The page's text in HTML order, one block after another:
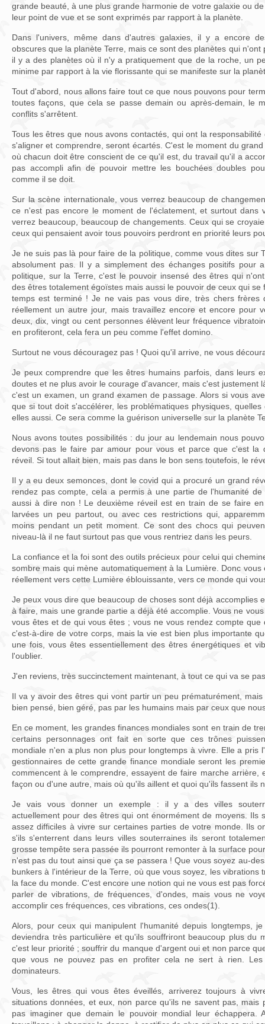
grande beauté, à une plus grande harmonie de votre galaxie ou
leur point de vue et se sont exprimés par rapport à la planète.
Dans l'univers, même dans d'autres galaxies, il y a encore
obscures que la planète Terre, mais ce sont des planètes qui n'ont
il y a des planètes où il n'y a pratiquement que de la roche, un
minime par rapport à la vie florissante qui se manifeste sur la
Tout d'abord, nous allons faire tout ce que nous pouvons pour
toutes façons, que cela se passe demain ou après-demain, le
conflits s'arrêtent.
Tous les êtres que nous avons contactés, qui ont la
s'aligner et comprendre, seront écartés. C'est le moment du
où chacun doit être conscient de ce qu'il est, du travail qu'il a
pas accompli afin de pouvoir mettre les bouchées doubles
comme il se doit.
Sur la scène internationale, vous verrez beaucoup de
ce n'est pas encore le moment de l'éclatement, et surtout dans
verrez beaucoup, beaucoup de changements. Ceux qui se
ceux qui pensaient avoir tous pouvoirs perdront en priorité leurs
Je ne suis pas là pour faire de la politique, comme vous dites sur
absolument pas. Il y a simplement des échanges positifs pour
politique, sur la Terre, c'est le pouvoir insensé des êtres qui
des êtres totalement égoïstes mais aussi le pouvoir de ceux qui se
temps est terminé ! Je ne vais pas vous dire, très chers frères
réellement un autre jour, mais travaillez encore et encore pour
deux, dix, vingt ou cent personnes élèvent leur fréquence
en profiteront, cela fera un peu comme l'effet domino.
Surtout ne vous découragez pas ! Quoi qu'il arrive, ne vous
Je peux comprendre que les êtres humains parfois, dans leurs
doutes et ne plus avoir le courage d'avancer, mais c'est justement
c'est un examen, un grand examen de passage. Alors si vous
que si tout doit s'accélérer, les problématiques physiques,
elles aussi. Ce sera comme la guérison universelle sur la planète
Nous avons toutes possibilités : du jour au lendemain nous
devons pas le faire par amour pour vous et parce que c'est la
réveil. Si tout allait bien, mais pas dans le bon sens toutefois, le
Il y a eu deux semonces, dont le covid qui a procuré un grand
rendez pas compte, cela a permis à une partie de l'humanité
aussi à dire non ! Le deuxième réveil est en train de se faire
larvées un peu partout, ou avec ces restrictions qui,
moins pendant un petit moment. Ce sont des chocs qui
niveau-là il ne faut surtout pas que vous rentriez dans les peurs.
La confiance et la foi sont des outils précieux pour celui qui
sombre mais qui mène automatiquement à la Lumière. Donc
réellement vers cette Lumière éblouissante, vers ce monde qui
Je peux vous dire que beaucoup de choses sont déjà accomplies
à faire, mais une grande partie a déjà été accomplie. Vous ne
vous êtes et de qui vous êtes ; vous ne vous rendez compte
c'est-à-dire de votre corps, mais la vie est bien plus importante
une fois, vous êtes essentiellement des êtres énergétiques et
l'oublier.
J'en reviens, très succinctement maintenant, à tout ce qui va se
Il va y avoir des êtres qui vont partir un peu prématurément,
bien pensé, bien géré, pas par les humains mais par ceux que
En ce moment, les grandes finances mondiales sont en train de
certains personnages ont fait en sorte que ces trônes
mondiale n'en a plus non plus pour longtemps à vivre. Elle a pris
gestionnaires de cette grande finance mondiale seront les
commencent à le comprendre, essayent de faire marche arrière,
façon ou d'une autre, mais où qu'ils aillent et quoi qu'ils fassent ils
Je vais vous donner un exemple : il y a des villes
actuellement pour des êtres qui ont énormément de moyens. Ils
assez difficiles à vivre sur certaines parties de votre monde. Ils
s'ils s'enterrent dans leurs villes souterraines ils seront
grosse tempête sera passée ils pourront remonter à la surface
n'est pas du tout ainsi que ça se passera ! Que vous soyez au-
bunkers à l'intérieur de la Terre, où que vous soyez, les vibrations
la face du monde. C'est encore une notion qui ne vous est pas
parler de vibrations, de fréquences, d'ondes, mais vous ne
accomplir ces fréquences, ces vibrations, ces ondes(1).
Alors, pour ceux qui manipulent l'humanité depuis longtemps,
deviendra très particulière et qu'ils souffriront beaucoup plus du
c'est leur priorité ; souffrir du manque d'argent oui et non parce
que vous ne pouvez pas en profiter cela ne sert à rien. Les
dominateurs.
Vous, les êtres qui vous êtes éveillés, arriverez toujours à
situations données, et eux, non parce qu'ils ne savent pas, mais
pas imaginer que demain le pouvoir mondial leur échappera.